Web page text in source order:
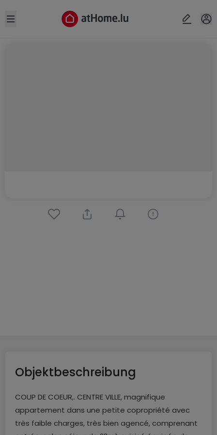
Open sidebar
Objektbeschreibung
COUP DE COEUR,. CENTRE VILLE, magnifique
appartement dans une petite copropriété avec
très faible charges, très bien agencé, comprenant